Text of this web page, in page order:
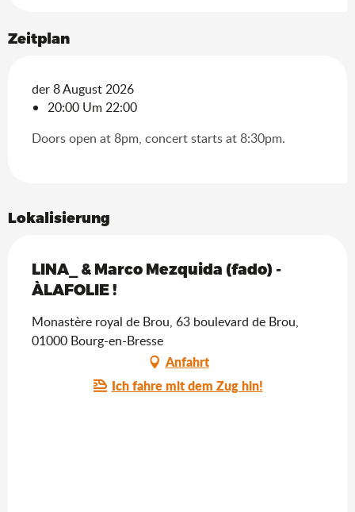
Zeitplan
der 8 August 2026
20:00 Um 22:00
Doors open at 8pm, concert starts at 8:30pm.
Lokalisierung
LINA_ & Marco Mezquida (fado) -
ÀLAFOLIE !
Monastère royal de Brou, 63 boulevard de Brou,
01000 Bourg-en-Bresse
Anfahrt
Ich fahre mit dem Zug hin!